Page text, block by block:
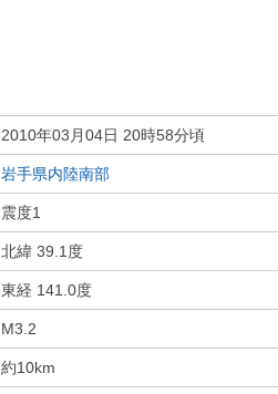
2010年03月04日 20時58分頃
岩手県内陸南部
震度1
北緯 39.1度
東経 141.0度
M3.2
約10km